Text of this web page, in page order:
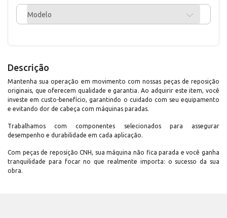
Modelo
Descrição
Mantenha sua operação em movimento com nossas peças de reposição
originais, que oferecem qualidade e garantia. Ao adquirir este item, você
investe em custo-benefício, garantindo o cuidado com seu equipamento
e evitando dor de cabeça com máquinas paradas.
Trabalhamos com componentes selecionados para assegurar
desempenho e durabilidade em cada aplicação.
Com peças de reposição CNH, sua máquina não fica parada e você ganha
tranquilidade para focar no que realmente importa: o sucesso da sua
obra.